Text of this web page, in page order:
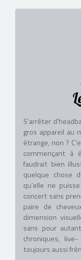
S'arrêter
gros appareil au
étrange, non ?
commençant à
faudrait bien
quelque chose
qu’elle ne
concert sans
paire de
dimension
sans pour
chroniques,
toujours aussi